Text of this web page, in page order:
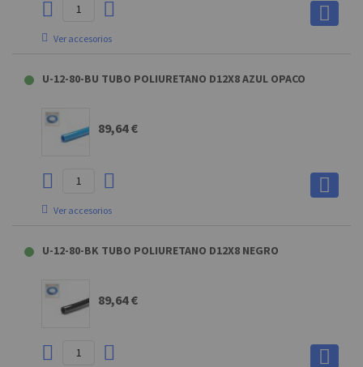
Ver accesorios
TUBECUTTER CORTATUBO
7,31 €
U-12-80-BU TUBO POLIURETANO D12X8 AZUL OPACO
89,64 €
Ver accesorios
TUBECUTTER CORTATUBO
7,31 €
U-12-80-BK TUBO POLIURETANO D12X8 NEGRO
89,64 €